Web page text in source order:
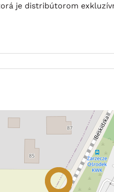
je distribútorom